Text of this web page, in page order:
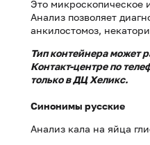
Это микроскопическое
Анализ позволяет
анкилостомоз,
Тип контейнера может
Контакт-центре по
только в ДЦ Хеликс.
Синонимы русские
Анализ кала на яйца